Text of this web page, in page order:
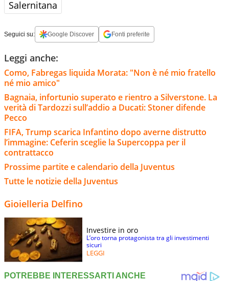
Salernitana
Seguici su: Google Discover Fonti preferite
Leggi anche:
Como, Fabregas liquida Morata: "Non è né mio fratello
né mio amico"
Bagnaia, infortunio superato e rientro a Silverstone. La
verità di Tardozzi sull’addio a Ducati: Stoner difende
Pecco
FIFA, Trump scarica Infantino dopo averne distrutto
l’immagine: Ceferin sceglie la Supercoppa per il
contrattacco
Prossime partite e calendario della Juventus
Tutte le notizie della Juventus
Gioielleria Delfino
Investire in oro
L’oro torna protagonista tra gli investimenti
sicuri
LEGGI